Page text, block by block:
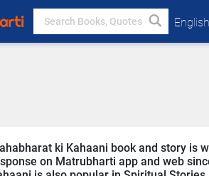
English
ki Kahaani book and story is
on Matrubharti app and web